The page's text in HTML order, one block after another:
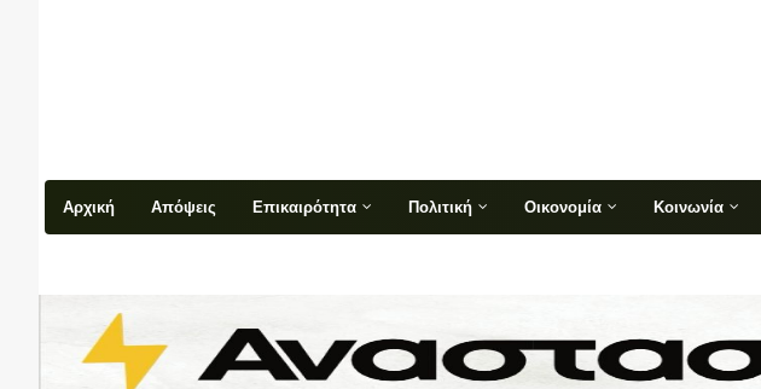
Αρχική Απόψεις Επικαιρότητα Πολιτική Οικονομία Κοινωνία